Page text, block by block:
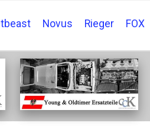
Novus Rieger FOX